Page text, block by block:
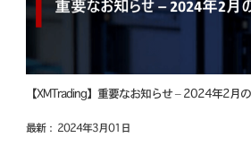
【XMTrading】重要なお知らせ – 2024年2月
最新： 2024年3月01日